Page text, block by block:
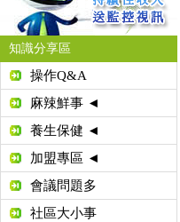
知識分享區
操作Q&A
麻辣鮮事 ◄
養生保健 ◄
加盟專區 ◄
會議問題多
社區大小事